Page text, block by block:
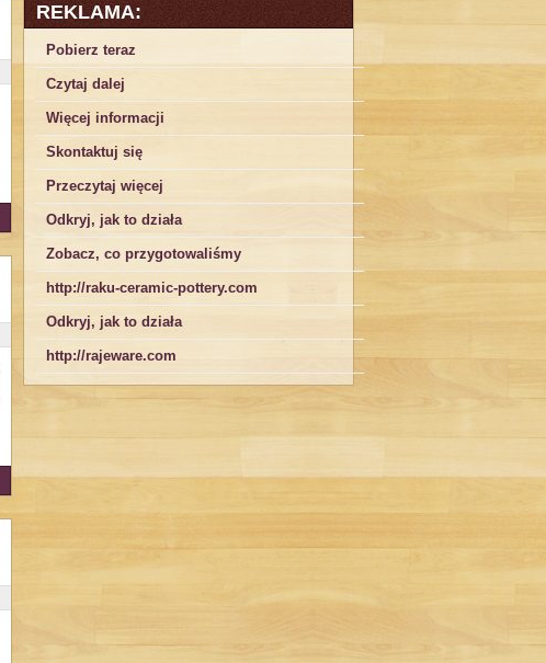
REKLAMA:
Pobierz teraz
Czytaj dalej
Więcej informacji
Skontaktuj się
Przeczytaj więcej
Odkryj, jak to działa
Zobacz, co przygotowaliśmy
http://raku-ceramic-pottery.com
Odkryj, jak to działa
http://rajeware.com